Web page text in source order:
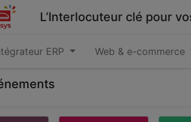
L’Interlocuteur clé pour
ERP Web & e-commerce